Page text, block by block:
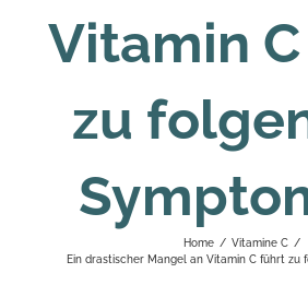
Vitamin
zu
Home / Vitamine C /
Ein drastischer Mangel an Vitamin C führt zu